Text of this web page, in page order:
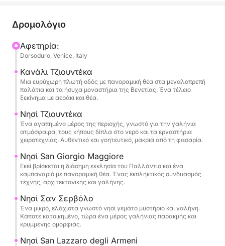
εκδρομή προσφέρει πανοραμική θέα και μοναδικές
Είτε πρόκειται για την γαλήνια σιωπή του Αγίου
Λαζάρου είτε για την απόκοσμη γοητεία της
Ποβέλια, κάθε στάση αποκαλύπτει μια διαφορετική
πλευρά της λιμνοθάλασσας.
Δρομολόγιο
Αφετηρία:
Dorsoduro, Venice, Italy
Κανάλι Τζιουντέκα
Μια ευρύχωρη πλωτή οδός με πανοραμική θέα στα μεγαλοπρεπή
παλάτια και τα ήσυχα μοναστήρια της Βενετίας. Ένα τέλειο
ξεκίνημα με αεράκι και θέα.
Νησί Τζιουντέκα
Ένα αγαπημένο μέρος της περιοχής, γνωστό για την γαλήνια
ατμόσφαιρα, τους κήπους δίπλα στο νερό και τα εργαστήρια
χειροτεχνίας. Αυθεντικό και γοητευτικό, μακριά από τη φασαρία.
Νησί San Giorgio Maggiore
Εκεί βρίσκεται η διάσημη εκκλησία του Παλλάντιο και ένα
καμπαναριό με πανοραμική θέα. Ένας εκπληκτικός συνδυασμός
τέχνης, αρχιτεκτονικής και γαλήνης.
Νησί Σαν Σερβόλο
Ένα μικρό, ελάχιστα γνωστό νησί γεμάτο μυστήριο και γαλήνη.
Κάποτε κατοικημένο, τώρα ένα μέρος γαλήνιας παρακμής και
κρυμμένης ομορφιάς.
Νησί San Lazzaro degli Armeni